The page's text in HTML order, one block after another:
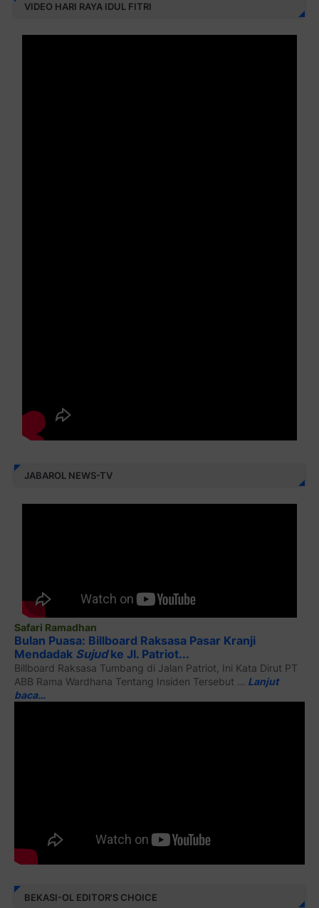
VIDEO HARI RAYA IDUL FITRI
JABAROL NEWS-TV
Safari Ramadhan
Bulan Puasa: Billboard Raksasa Pasar Kranji
Mendadak Sujudke Jl. Patriot...
Billboard Raksasa Tumbang di Jalan Patriot, Ini Kata Dirut PT
ABB Rama Wardhana Tentang Insiden Tersebut ...
Lanjut
baca…
BEKASI-OL EDITOR'S CHOICE